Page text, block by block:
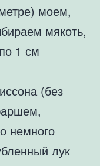
моем,
мякоть,
1 см
(без
немного
лук